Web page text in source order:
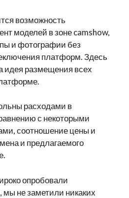
возможность
моделей в зоне camshow,
и фотографии без
платформ. Здесь
идея размещения всех
расходами в
с некоторыми
соотношение цены и
и предлагаемого
опробовали
мы не заметили никаких